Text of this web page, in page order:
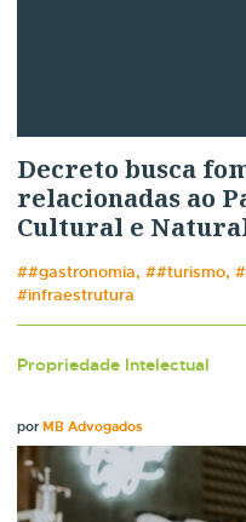
Decreto busca
relacionadas ao
Cultural e
##gastronomia, ##turismo,
#infraestrutura
Propriedade Intelectual
porMB Advogados